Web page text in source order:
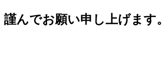
謹んでお願い申し上げます。